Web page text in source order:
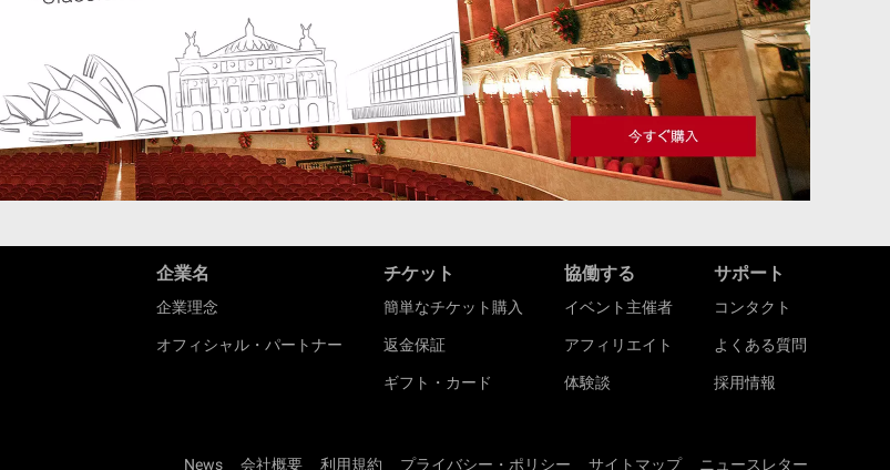
企業名
企業理念
オフィシャル・パートナー
チケット
簡単なチケット購入
返金保証
ギフト・カード
協働する
イベント主催者
アフィリエイト
体験談
サポート
コンタクト
よくある質問
採用情報
News 会社概要 利用規約 プライバシー・ポリシー サイトマップ ニュースレター